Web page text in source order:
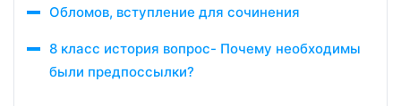
Обломов, вступление для сочинения
8 класс история вопрос- Почему необходимы
были предпоссылки?